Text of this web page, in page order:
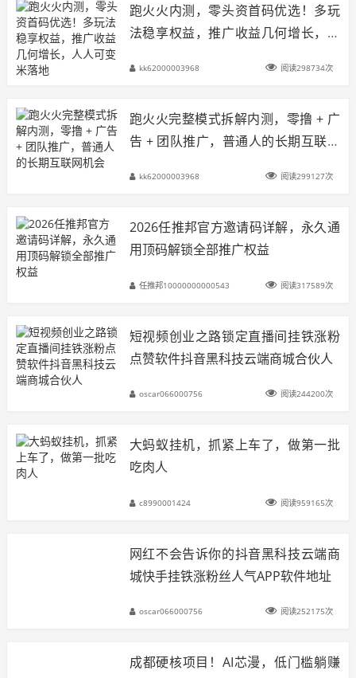
跑火火内测，零头资首码优选！多玩
法稳享权益，推广收益几何增长，人
kk62000003968 阅读298734次
跑火火完整模式拆解内测，零撸 + 广
告 + 团队推广，普通人的长期互联网
kk62000003968 阅读299127次
2026任推邦官方邀请码详解，永久通
用顶码解锁全部推广权益
任推邦10000000000543 阅读317589次
短视频创业之路锁定直播间挂铁涨粉
点赞软件抖音黑科技云端商城合伙人
oscar066000756 阅读244200次
大蚂蚁挂机，抓紧上车了，做第一批
吃肉人
c8990001424 阅读959165次
网红不会告诉你的抖音黑科技云端商
城快手挂铁涨粉丝人气APP软件地址
oscar066000756 阅读252175次
成都硬核项目！AI芯漫，低门槛躺赚